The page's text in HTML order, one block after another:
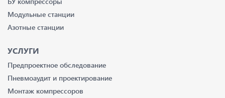
Модульные станции
Азотные станции
УСЛУГИ
Предпроектное обследование
Пневмоаудит и проектирование
Монтаж компрессоров